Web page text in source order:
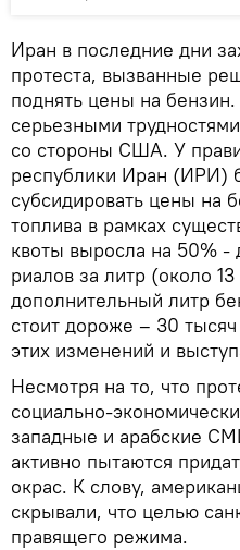
Иран в последние дни
протеста, вызванные
поднять цены на бензин.
серьезными
со стороны США. У
республики Иран (ИРИ)
субсидировать цены на
топлива в рамках
квоты выросла на 50% -
риалов за литр (около
дополнительный литр
стоит дороже – 30
этих изменений и
Несмотря на то, что
социально-
западные и арабские
активно пытаются
окрас. К слову,
скрывали, что целью
правящего режима.